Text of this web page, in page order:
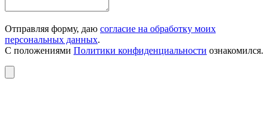
Отправляя форму, даю согласие на обработку моих
персональных данных.
С положениями Политики конфиденциальности ознакомился.